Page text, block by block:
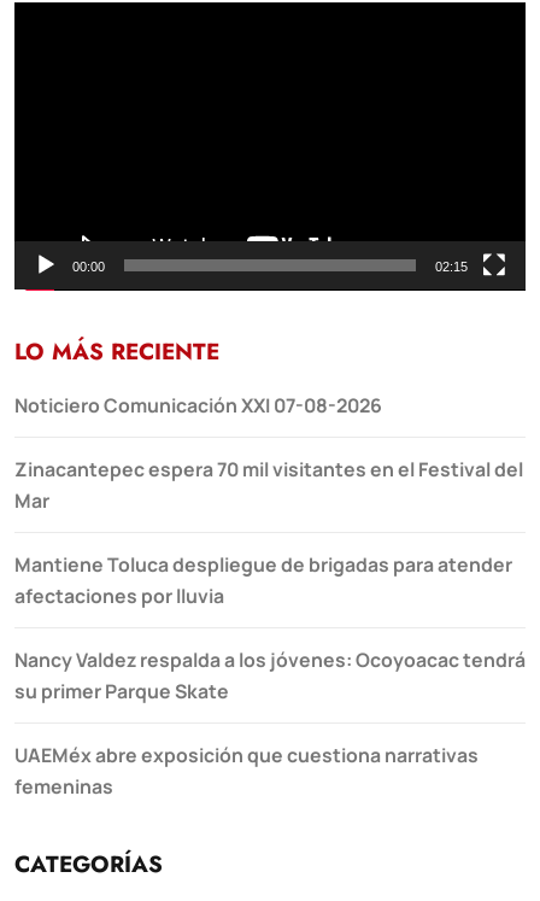
00:00 02:15
LO MÁS RECIENTE
Noticiero Comunicación XXI 07-08-2026
Zinacantepec espera 70 mil visitantes en el Festival del
Mar
Mantiene Toluca despliegue de brigadas para atender
afectaciones por lluvia
Nancy Valdez respalda a los jóvenes: Ocoyoacac tendrá
su primer Parque Skate
UAEMéx abre exposición que cuestiona narrativas
femeninas
CATEGORÍAS